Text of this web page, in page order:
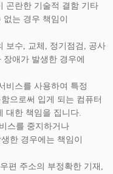
곤란한 기술적 결함 기타
는 경우 책임이
보수, 교체, 정기점검, 공사
애가 발생한 경우에
비스를 사용하여 특정
으로써 입게 되는 컴퓨터
대한 책임을 집니다.
스를 중지하거나
한 경우에는 책임이
편 주소의 부정확한 기재,